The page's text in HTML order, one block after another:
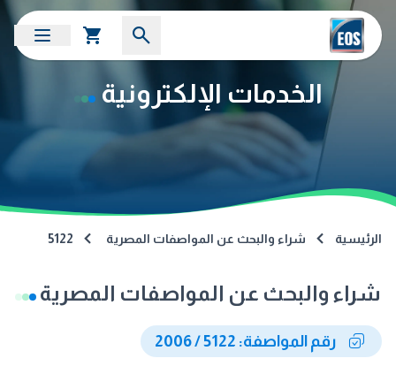
الخدمات الإلكترونية
الرئيسية شراء والبحث عن المواصفات المصرية 5122
شراء والبحث عن المواصفات المصرية
رقم المواصفة: 5122 / 2006